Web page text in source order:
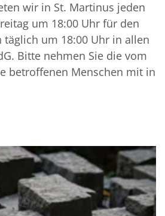
wir in St. Martinus jeden
um 18:00 Uhr für den
täglich um 18:00 Uhr in allen
Bitte nehmen Sie die vom
betroffenen Menschen mit in